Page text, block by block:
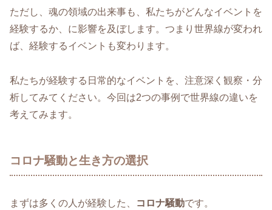
ただし、魂の領域の出来事も、私たちがどんなイベントを
経験するか、に影響を及ぼします。つまり世界線が変われ
ば、経験するイベントも変わります。
私たちが経験する日常的なイベントを、注意深く観察・分
析してみてください。今回は2つの事例で世界線の違いを
考えてみます。
コロナ騒動と生き方の選択
まずは多くの人が経験した、 コロナ騒動です。